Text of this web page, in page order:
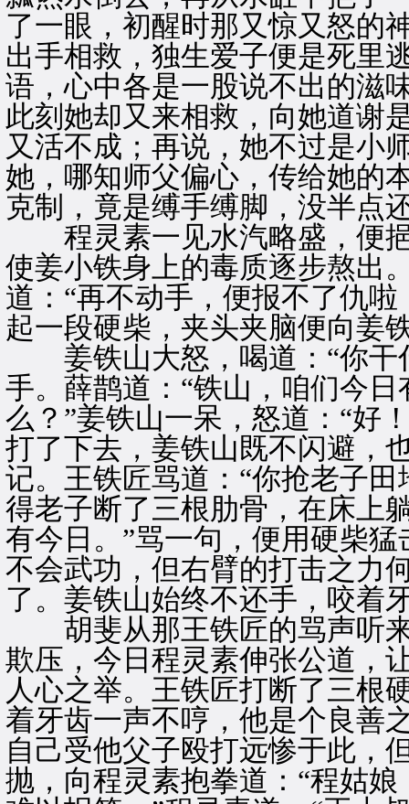
了一眼，初醒时那又惊又怒的
出手相救，独生爱子便是死里
语，心中各是一股说不出的滋
此刻她却又来相救，向她道谢
又活不成；再说，她不过是小
她，哪知师父偏心，传给她的
克制，竟是缚手缚脚，没半点
程灵素一见水汽略盛，便挹
使姜小铁身上的毒质逐步熬出
道：“再不动手，便报不了仇
起一段硬柴，夹头夹脑便向姜
姜铁山大怒，喝道：“你干
手。薛鹊道：“铁山，咱们今
么？”姜铁山一呆，怒道：“好
打了下去，姜铁山既不闪避，
记。王铁匠骂道：“你抢老子
得老子断了三根肋骨，在床上
有今日。”骂一句，便用硬柴
不会武功，但右臂的打击之力
了。姜铁山始终不还手，咬着
胡斐从那王铁匠的骂声听来
欺压，今日程灵素伸张公道，
人心之举。王铁匠打断了三根
着牙齿一声不哼，他是个良善
自己受他父子殴打远惨于此，
抛，向程灵素抱拳道：“程姑